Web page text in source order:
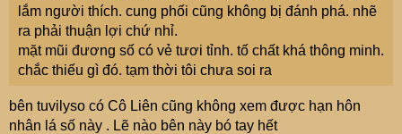
lắm người thích. cung phối cũng không bị đánh phá. nhẽ
ra phải thuận lợi chứ nhỉ.
mặt mũi đương số có vẻ tươi tỉnh. tố chất khá thông minh.
chắc thiếu gì đó. tạm thời tôi chưa soi ra
bên tuvilyso có Cô Liên cũng không xem được hạn hôn
nhân lá số này . Lẽ nào bên này bó tay hết